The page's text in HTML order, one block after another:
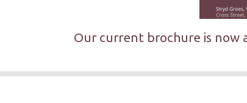
Our current brochure is now